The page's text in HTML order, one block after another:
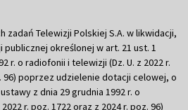
zadań Telewizji Polskiej S.A. w likwidacji,
publicznej określonej w art. 21 ust. 1
r. o radiofonii i telewizji (Dz. U. z 2022 r.
96) poprzez udzielenie dotacji celowej, o
z dnia 29 grudnia 1992 r. o
r. poz. 1722 oraz z 2024 r. poz. 96)